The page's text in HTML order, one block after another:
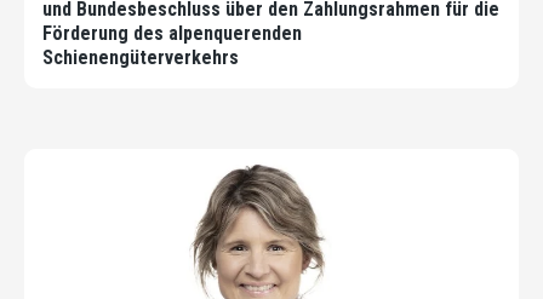
und Bundesbeschluss über den Zahlungsrahmen für die
Förderung des alpenquerenden
Schienengüterverkehrs